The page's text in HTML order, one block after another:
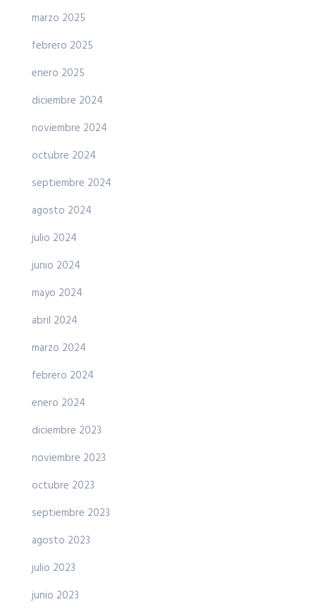
marzo 2025
febrero 2025
enero 2025
diciembre 2024
noviembre 2024
octubre 2024
septiembre 2024
agosto 2024
julio 2024
junio 2024
mayo 2024
abril 2024
marzo 2024
febrero 2024
enero 2024
diciembre 2023
noviembre 2023
octubre 2023
septiembre 2023
agosto 2023
julio 2023
junio 2023